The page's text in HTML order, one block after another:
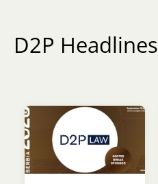
Karijera
D2P Headlines